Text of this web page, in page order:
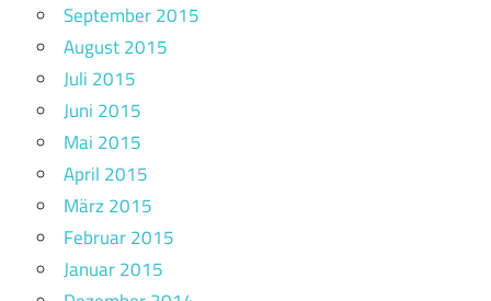
September 2015
August 2015
Juli 2015
Juni 2015
Mai 2015
April 2015
März 2015
Februar 2015
Januar 2015